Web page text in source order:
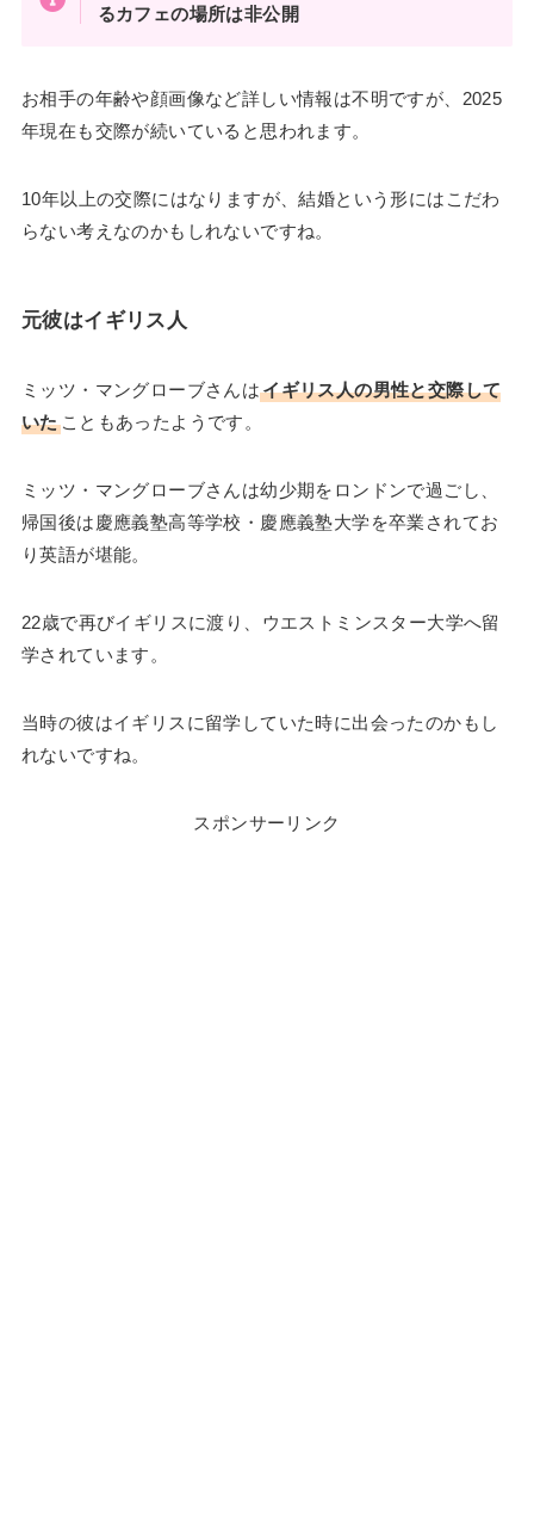
るカフェの場所は非公開
お相手の年齢や顔画像など詳しい情報は不明ですが、2025
年現在も交際が続いていると思われます。
10年以上の交際にはなりますが、結婚という形にはこだわ
らない考えなのかもしれないですね。
元彼はイギリス人
ミッツ・マングローブさんはイギリス人の男性と交際して
いたこともあったようです。
ミッツ・マングローブさんは幼少期をロンドンで過ごし、
帰国後は慶應義塾高等学校・慶應義塾大学を卒業されてお
り英語が堪能。
22歳で再びイギリスに渡り、ウエストミンスター大学へ留
学されています。
当時の彼はイギリスに留学していた時に出会ったのかもし
れないですね。
スポンサーリンク